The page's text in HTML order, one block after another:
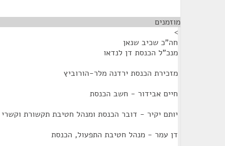
מוזמנים
>
חה"כ שכיב שנאן
מנכ"ל הכנסת דן לנדאו
מזכירת הכנסת ירדנה מלר-הורוביץ
חיים אבידור - חשב הכנסת
יותם יקיר - דובר הכנסת ומנהל חטיבת תקשורת וקשרי
דן עמר - מנהל חטיבת התפעול, הכנסת